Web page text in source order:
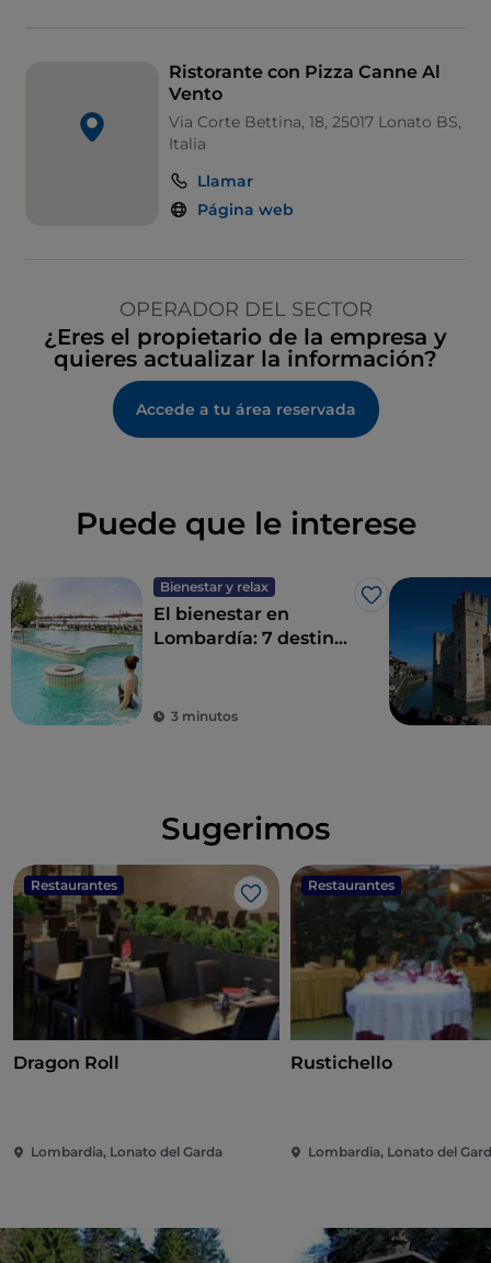
Ristorante con Pizza Canne Al
Vento
Via Corte Bettina, 18, 25017 Lonato BS,
Italia
Llamar
Página web
OPERADOR DEL SECTOR
¿Eres el propietario de la empresa y
quieres actualizar la información?
Accede a tu área reservada
Puede que le interese
Bienestar y relax
Me gusta
El bienestar en
Lombardía: 7 destinos
3 minutos
Sugerimos
Restaurantes
Me gusta
Dragon Roll
Lombardia, Lonato del Garda
Restaurantes
Rustichello
Lombardia, Lonato del